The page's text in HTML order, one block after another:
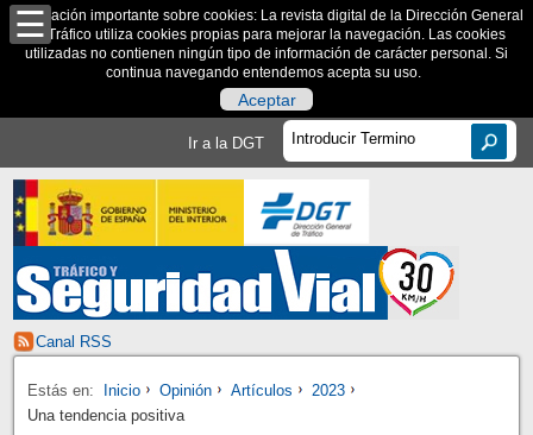
Información importante sobre cookies: La revista digital de la Dirección General
de Tráfico utiliza cookies propias para mejorar la navegación. Las cookies
utilizadas no contienen ningún tipo de información de carácter personal. Si
continua navegando entendemos acepta su uso.
Aceptar
Ir a la DGT
Canal RSS
Estás en: Inicio Opinión Artículos
2023
Una tendencia positiva